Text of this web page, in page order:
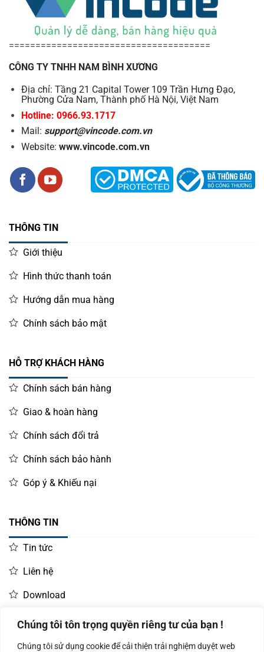
Chúng tôi tôn trọng quyền riêng tư của bạn !
Chúng tôi sử dụng cookie để cải thiện trải nghiệm duyệt web
======================================
CÔNG TY TNHH NAM BÌNH XƯƠNG
Địa chỉ: Tầng 21 Capital Tower 109 Trần Hưng Đạo,
Phường Cửa Nam, Thành phố Hà Nội, Việt Nam
Hotline: 0966.93.1717
Mail: support@vincode.com.vn
Website: www.vincode.com.vn
THÔNG TIN
Giới thiệu
Hình thức thanh toán
Hướng dẫn mua hàng
Chính sách bảo mật
HỖ TRỢ KHÁCH HÀNG
Chính sách bán hàng
Giao & hoàn hàng
Chính sách đổi trả
Chính sách bảo hành
Góp ý & Khiếu nại
THÔNG TIN
Tin tức
Liên hệ
Download
LIÊN HỆ MUA HÀNG